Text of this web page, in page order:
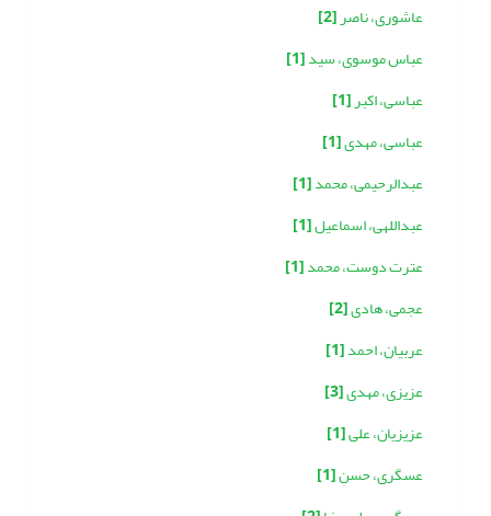
عاشوری، ناصر[2]
عباس موسوی، سید[1]
عباسی، اکبر[1]
عباسی، مهدی[1]
عبدالرحیمی، محمد[1]
عبداللهی، اسماعیل[1]
عترت دوست، محمد[1]
عجمی، هادی[2]
عربیان، احمد[1]
عزیزی، مهدی[3]
عزیزیان، علی[1]
عسگری، حسن[1]